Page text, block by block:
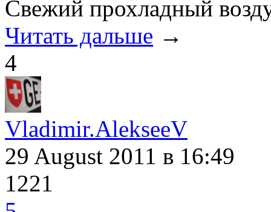
Свежий прохладный
Читать дальше →
4
Vladimir.AlekseeV
29 August 2011 в 16:49
1221